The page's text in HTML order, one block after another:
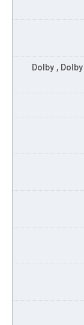
Dolby ,